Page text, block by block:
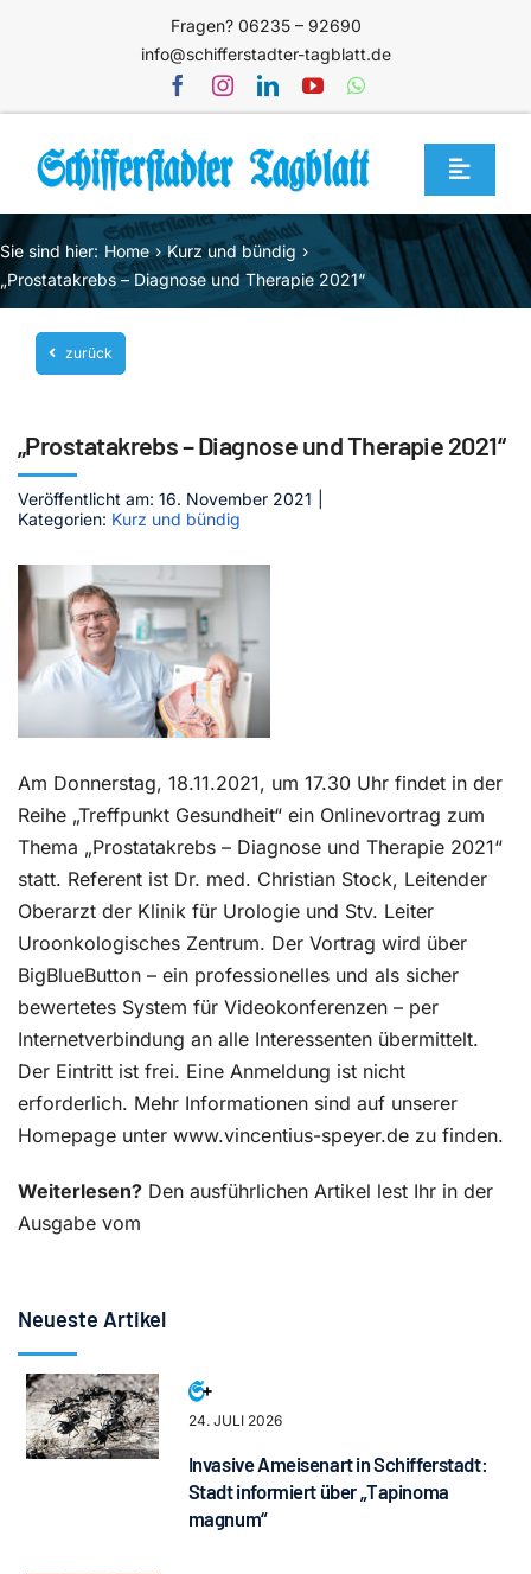
Fragen? 06235 – 92690
info@schifferstadter-tagblatt.de
Toggle
Home
Themen
Blog
Unternehmen
Mediathek
Jetzt abonnieren
Kontakt
Sie sind hier: Home
Kurz und bündig
„Prostatakrebs – Diagnose und Therapie 2021“
zurück
„Prostatakrebs – Diagnose und Therapie 2021“
Veröffentlicht am: 16. November 2021
Kategorien: Kurz und bündig
Am Donnerstag, 18.11.2021, um 17.30 Uhr findet in der
Reihe „Treffpunkt Gesundheit“ ein Onlinevortrag zum
Thema „Prostatakrebs – Diagnose und Therapie 2021“
statt. Referent ist Dr. med. Christian Stock, Leitender
Oberarzt der Klinik für Urologie und Stv. Leiter
Uroonkologisches Zentrum. Der Vortrag wird über
BigBlueButton – ein professionelles und als sicher
bewertetes System für Videokonferenzen – per
Internetverbindung an alle Interessenten übermittelt.
Der Eintritt ist frei. Eine Anmeldung ist nicht
erforderlich. Mehr Informationen sind auf unserer
Homepage unter www.vincentius-speyer.de zu finden.
Weiterlesen? Den ausführlichen Artikel lest Ihr in der
Ausgabe vom
Neueste Artikel
24. JULI 2026
Invasive Ameisenart in Schifferstadt:
Stadt informiert über „Tapinoma
magnum“